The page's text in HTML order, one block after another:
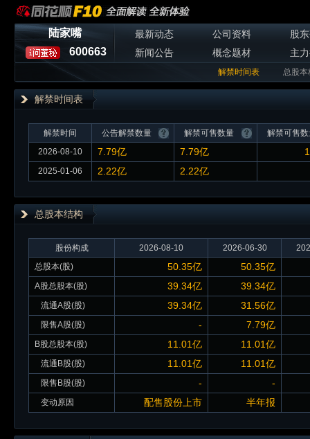
陆家嘴
600663
最新动态 公司资料
股
新闻公告
概念题材 主
解禁时间表 总股本
解禁时间表
解禁时间 公告解禁数量 解禁可售数量
解禁可售
2026-08-10
7.79亿 7.79亿
2025-01-06 2.22亿 2.22亿
总股本结构
股份构成 2026-08-10 2026-06-30
总股本(股)
50.35亿 50.35亿
A股总股本(股) 39.34亿 39.34亿
流通A股(股) 39.34亿 31.56亿
限售A股(股) - 7.79亿
B股总股本(股) 11.01亿 11.01亿
流通B股(股) 11.01亿 11.01亿
限售B股(股) - -
变动原因 配售股份上市 半年报